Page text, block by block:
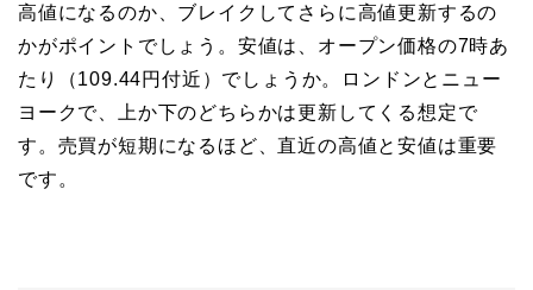
高値になるのか、ブレイクしてさらに高値更新するの
かがポイントでしょう。安値は、オープン価格の7時あ
たり（109.44円付近）でしょうか。ロンドンとニュー
ヨークで、上か下のどちらかは更新してくる想定で
す。売買が短期になるほど、直近の高値と安値は重要
です。